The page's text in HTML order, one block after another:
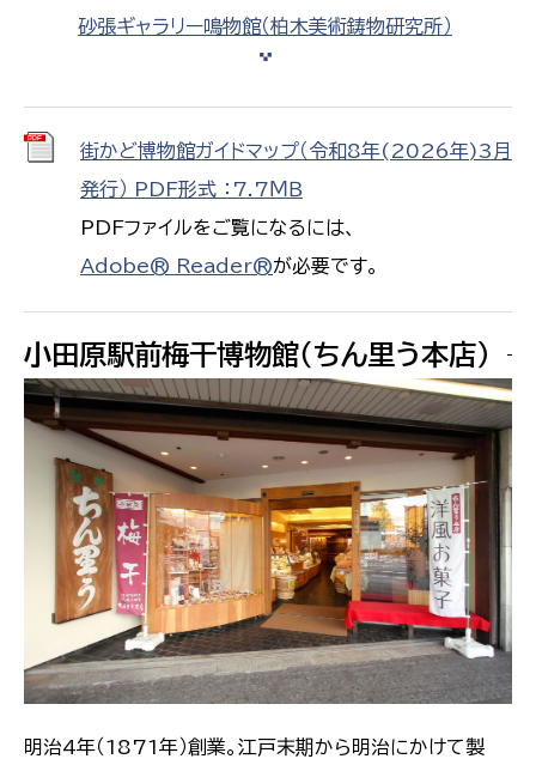
砂張ギャラリー鳴物館（柏木美術鋳物研究所）
街かど博物館ガイドマップ（令和8年(2026年)3月
発行） PDF形式 ：7.7ＭＢ
PDFファイルをご覧になるには、
Adobe® Reader®が必要です。
小田原駅前梅干博物館（ちん里う本店）
明治4年（1871年）創業。江戸末期から明治にかけて製